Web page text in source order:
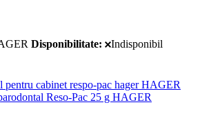
Disponibilitate:
Indisponibil
HAGER
Reso-Pac 25 g HAGER